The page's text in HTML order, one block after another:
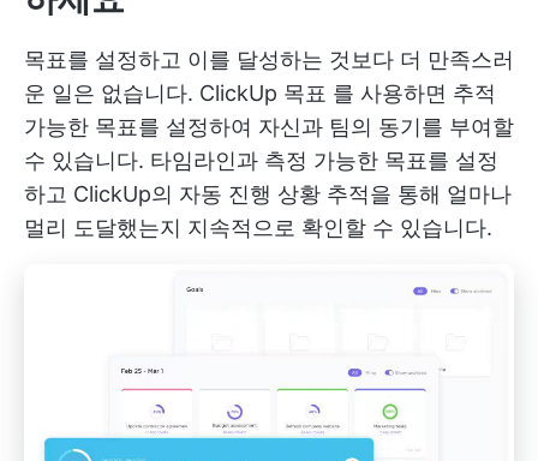
목표를 설정하고 이를 달성하는 것보다 더 만족스러
운 일은 없습니다. ClickUp 목표 를 사용하면 추적
가능한 목표를 설정하여 자신과 팀의 동기를 부여할
수 있습니다. 타임라인과 측정 가능한 목표를 설정
하고 ClickUp의 자동 진행 상황 추적을 통해 얼마나
멀리 도달했는지 지속적으로 확인할 수 있습니다.